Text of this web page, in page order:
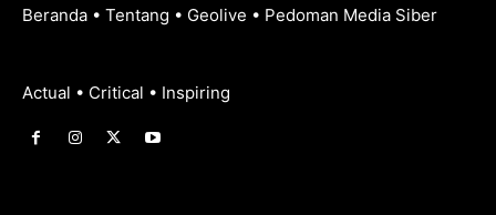
Beranda • Tentang • Geolive • Pedoman Media Siber
Actual • Critical • Inspiring